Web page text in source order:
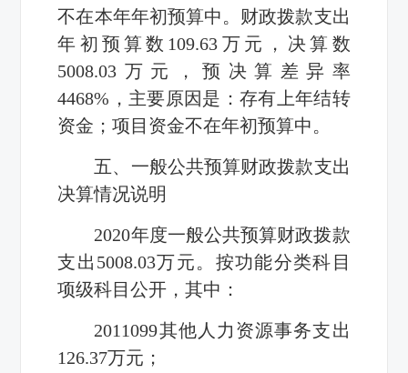
不在本年年初预算中。财政拨款支出
年初预算数109.63万元，决算数
5008.03万元，预决算差异率
4468%，主要原因是：存有上年结转
资金；项目资金不在年初预算中。
五、一般公共预算财政拨款支出
决算情况说明
2020年度一般公共预算财政拨款
支出5008.03万元。按功能分类科目
项级科目公开，其中：
2011099其他人力资源事务支出
126.37万元；